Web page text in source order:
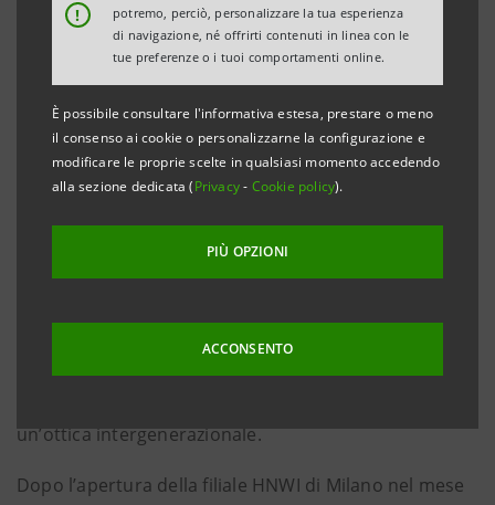
!
potremo, perciò, personalizzare la tua esperienza
di navigazione, né offrirti contenuti in linea con le
tue preferenze o i tuoi comportamenti online.
È possibile consultare l'informativa estesa, prestare o meno
il consenso ai cookie o personalizzarne la configurazione e
modificare le proprie scelte in qualsiasi momento accedendo
alla sezione dedicata (Privacy- Cookie policy).
PIÙ OPZIONI
ACCONSENTO
del modello di servizio dedicato ai clienti High Net
Worth Individual della Divisione Private Banking di
Intesa Sanpaolo.
Costituito lo scorso aprile, il Service HUB HNWI
introduce un modello specializzato dedicato alla
clientela con patrimoni finanziari superiori ai 10
un’ottica intergenerazionale.
Dopo l’apertura della filiale HNWI di Milano nel mese